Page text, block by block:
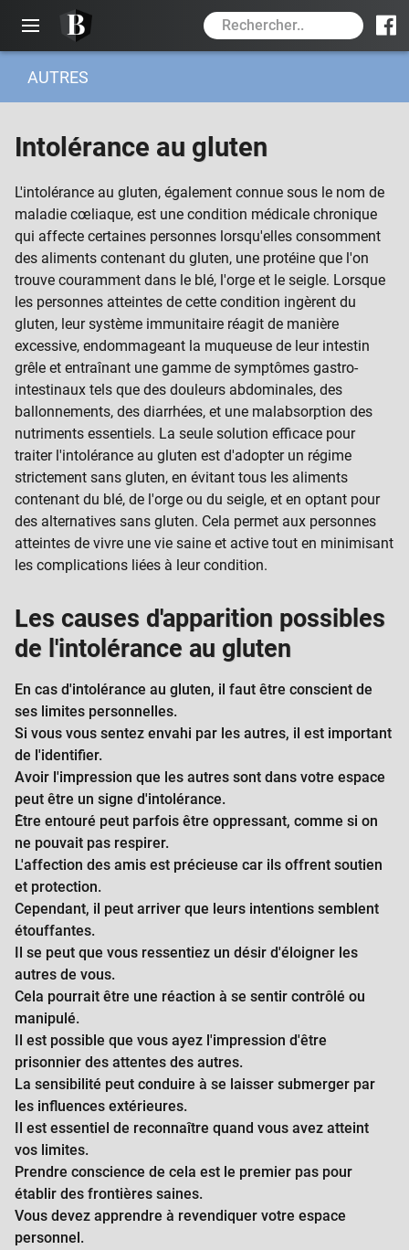
BIOLOGEEK
RESSOURCES
PEAU
TÊTE ET CERVEAU
YEUX
NEZ OREILLES BOUCHE
COU
BRAS ÉPAULES ET MAINS
RACHIS ET DOS
THORAX
ABDOMEN ET BASSIN
JAMBES GENOUX ET PIEDS
AUTRES
AUTRES
Intolérance au gluten
L'intolérance au gluten, également connue sous le nom de
maladie cœliaque, est une condition médicale chronique
qui affecte certaines personnes lorsqu'elles consomment
des aliments contenant du gluten, une protéine que l'on
trouve couramment dans le blé, l'orge et le seigle. Lorsque
les personnes atteintes de cette condition ingèrent du
gluten, leur système immunitaire réagit de manière
excessive, endommageant la muqueuse de leur intestin
grêle et entraînant une gamme de symptômes gastro-
intestinaux tels que des douleurs abdominales, des
ballonnements, des diarrhées, et une malabsorption des
nutriments essentiels. La seule solution efficace pour
traiter l'intolérance au gluten est d'adopter un régime
strictement sans gluten, en évitant tous les aliments
contenant du blé, de l'orge ou du seigle, et en optant pour
des alternatives sans gluten. Cela permet aux personnes
atteintes de vivre une vie saine et active tout en minimisant
les complications liées à leur condition.
Les causes d'apparition possibles
de l'intolérance au gluten
En cas d'intolérance au gluten, il faut être conscient de
ses limites personnelles.
Si vous vous sentez envahi par les autres, il est important
de l'identifier.
Avoir l'impression que les autres sont dans votre espace
peut être un signe d'intolérance.
Être entouré peut parfois être oppressant, comme si on
ne pouvait pas respirer.
L'affection des amis est précieuse car ils offrent soutien
et protection.
Cependant, il peut arriver que leurs intentions semblent
étouffantes.
Il se peut que vous ressentiez un désir d'éloigner les
autres de vous.
Cela pourrait être une réaction à se sentir contrôlé ou
manipulé.
Il est possible que vous ayez l'impression d'être
prisonnier des attentes des autres.
La sensibilité peut conduire à se laisser submerger par
les influences extérieures.
Il est essentiel de reconnaître quand vous avez atteint
vos limites.
Prendre conscience de cela est le premier pas pour
établir des frontières saines.
Vous devez apprendre à revendiquer votre espace
personnel.